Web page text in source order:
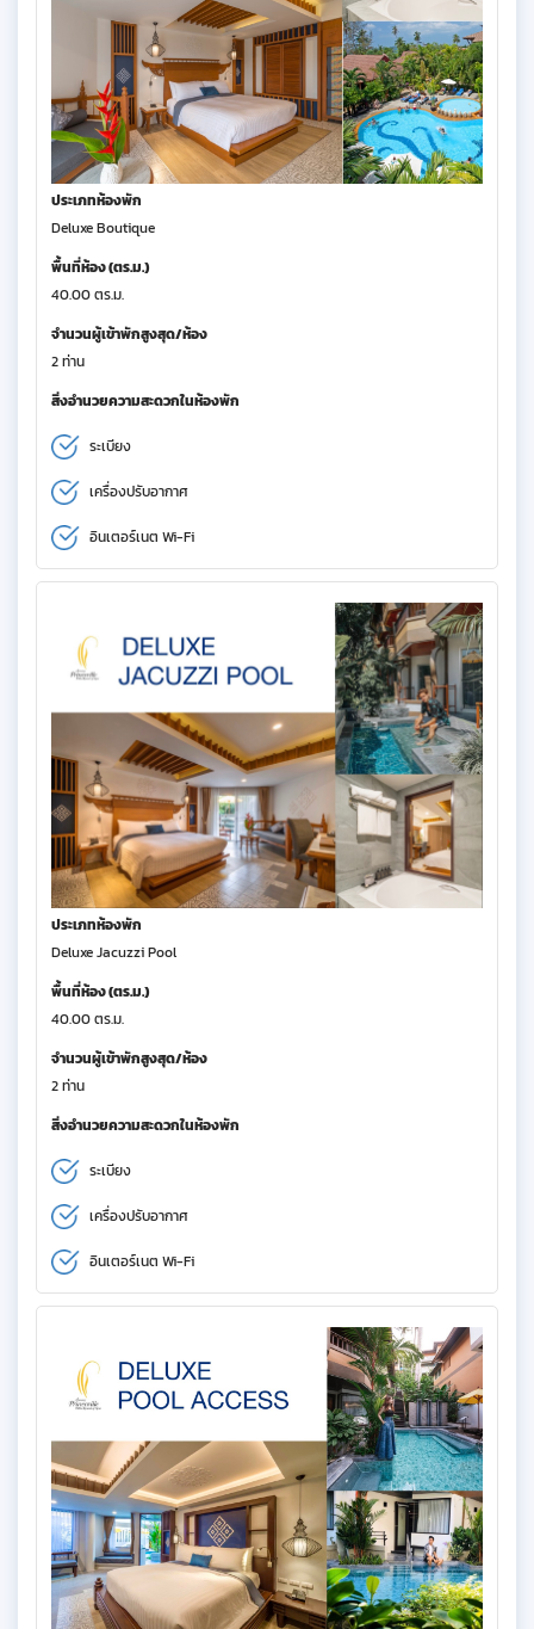
ประเภทห้องพัก
Deluxe Boutique
พื้นที่ห้อง (ตร.ม.)
40.00 ตร.ม.
จำนวนผู้เข้าพักสูงสุด/ห้อง
2 ท่าน
สิ่งอำนวยความสะดวกในห้องพัก
ระเบียง
เครื่องปรับอากาศ
อินเตอร์เนต Wi-Fi
ประเภทห้องพัก
Deluxe Jacuzzi Pool
พื้นที่ห้อง (ตร.ม.)
40.00 ตร.ม.
จำนวนผู้เข้าพักสูงสุด/ห้อง
2 ท่าน
สิ่งอำนวยความสะดวกในห้องพัก
ระเบียง
เครื่องปรับอากาศ
อินเตอร์เนต Wi-Fi